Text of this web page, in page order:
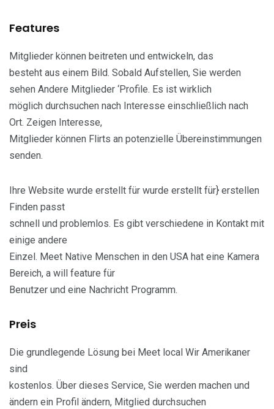
Features
Mitglieder können beitreten und entwickeln, das
besteht aus einem Bild. Sobald Aufstellen, Sie werden
sehen Andere Mitglieder ‘Profile. Es ist wirklich
möglich durchsuchen nach Interesse einschließlich nach
Ort. Zeigen Interesse,
Mitglieder können Flirts an potenzielle Übereinstimmungen
senden.
Ihre Website wurde erstellt für wurde erstellt für} erstellen
Finden passt
schnell und problemlos. Es gibt verschiedene in Kontakt mit
einige andere
Einzel. Meet Native Menschen in den USA hat eine Kamera
Bereich, a will feature für
Benutzer und eine Nachricht Programm.
Preis
Die grundlegende Lösung bei Meet local Wir Amerikaner
sind
kostenlos. Über dieses Service, Sie werden machen und
ändern ein Profil ändern, Mitglied durchsuchen